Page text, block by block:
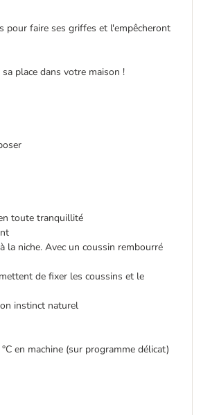
pour faire ses griffes et l'empêcheront
place dans votre maison !
toute tranquillité
la niche. Avec un coussin rembourré
de fixer les coussins et le
instinct naturel
en machine (sur programme délicat)